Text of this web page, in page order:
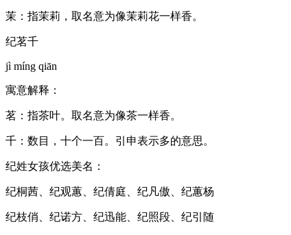
茉：指茉莉，取名意为像茉莉花一样香。
纪茗千
jì míng qiān
寓意解释：
茗：指茶叶。取名意为像茶一样香。
千：数目，十个一百。引申表示多的意思。
纪姓女孩优选美名：
纪桐茜、纪观蕙、纪倩庭、纪凡傲、纪蕙杨
纪枝俏、纪诺方、纪迅能、纪照段、纪引随